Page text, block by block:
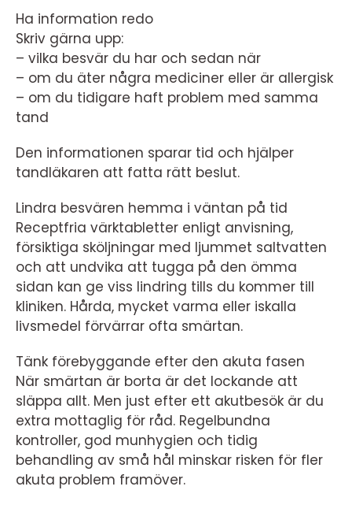
Ha information redo
Skriv gärna upp:
– vilka besvär du har och sedan när
– om du äter några mediciner eller är allergisk
– om du tidigare haft problem med samma
tand
Den informationen sparar tid och hjälper
tandläkaren att fatta rätt beslut.
Lindra besvären hemma i väntan på tid
Receptfria värktabletter enligt anvisning,
försiktiga sköljningar med ljummet saltvatten
och att undvika att tugga på den ömma
sidan kan ge viss lindring tills du kommer till
kliniken. Hårda, mycket varma eller iskalla
livsmedel förvärrar ofta smärtan.
Tänk förebyggande efter den akuta fasen
När smärtan är borta är det lockande att
släppa allt. Men just efter ett akutbesök är du
extra mottaglig för råd. Regelbundna
kontroller, god munhygien och tidig
behandling av små hål minskar risken för fler
akuta problem framöver.